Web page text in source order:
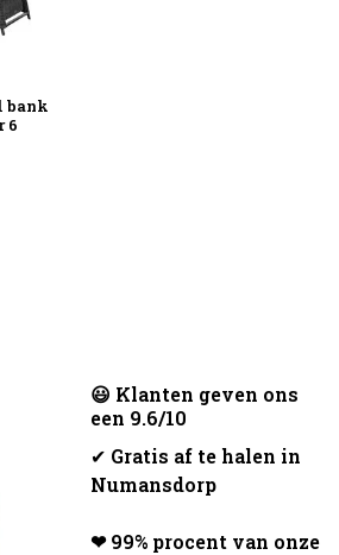
bank
6
😃 Klanten geven ons
een 9.6/10
✔ Gratis af te halen in
Numansdorp
❤ 99% procent van onze